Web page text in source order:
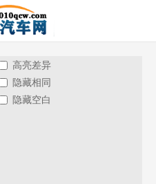
高亮差异
隐藏相同
隐藏空白